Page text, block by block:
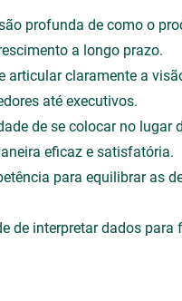
profunda de como o
a longo prazo.
articular claramente a
até executivos.
de se colocar no lugar
eficaz e satisfatória.
para equilibrar as
de interpretar dados